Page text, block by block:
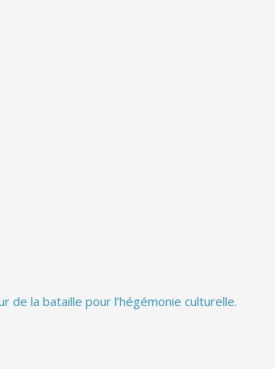
la bataille pour l’hégémonie culturelle.